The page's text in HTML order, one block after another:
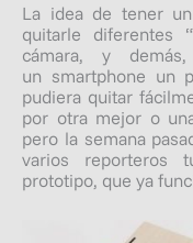
La idea de tener
quitarle diferentes
cámara, y
un smartphone un
pudiera quitar
por otra mejor o
pero la semana
varios reporteros
prototipo, que ya